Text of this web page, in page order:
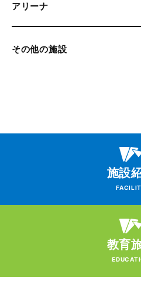
アリーナ
その他の施設
施設
教育